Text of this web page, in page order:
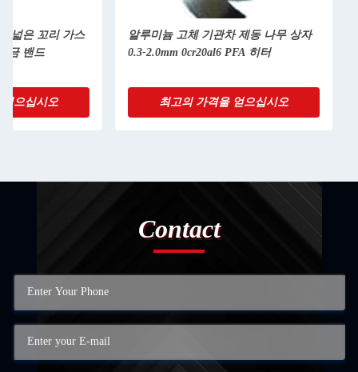
넓은 꼬리 가스
금 밴드
으십시오
알루미늄 고체 기관차 제동 나무 상자
0.3-2.0mm 0cr20al6 PFA 히터
최고의 가격을 얻으십시오
Contact